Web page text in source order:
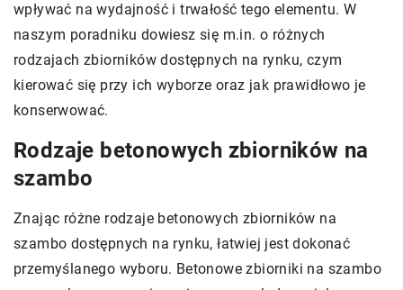
wpływać na wydajność i trwałość tego elementu. W
naszym poradniku dowiesz się m.in. o różnych
rodzajach zbiorników dostępnych na rynku, czym
kierować się przy ich wyborze oraz jak prawidłowo je
konserwować.
Rodzaje betonowych zbiorników na
szambo
Znając różne rodzaje betonowych zbiorników na
szambo dostępnych na rynku, łatwiej jest dokonać
przemyślanego wyboru. Betonowe zbiorniki na szambo